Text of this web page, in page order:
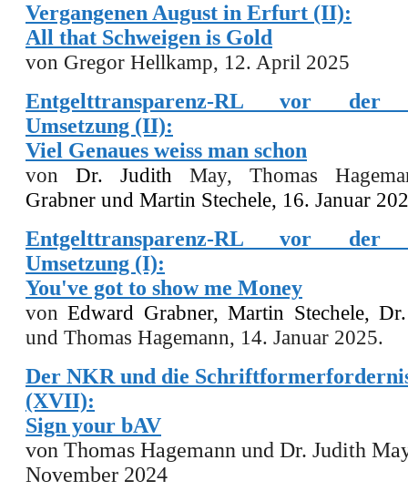
Vergangenen August in Erfurt (II):
All that Schweigen is Gold
von Gregor Hellkamp, 12. April 2025
Entgelttransparenz-RL vor der
Umsetzung (II):
Viel Genaues weiss man schon
von Dr. JudithMay, Thomas
Grabner und Martin Stechele, 16. Januar
Entgelttransparenz-RL vor der
Umsetzung (I):
You've got to show me Money
vonEdward Grabner,Martin Stechele,
und Thomas Hagemann, 14. Januar 2025.
Der NKR und die
(XVII):
Sign your bAV
von Thomas Hagemann und Dr. Judith
November 2024